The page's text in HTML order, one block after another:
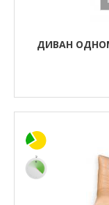
ДИВАН